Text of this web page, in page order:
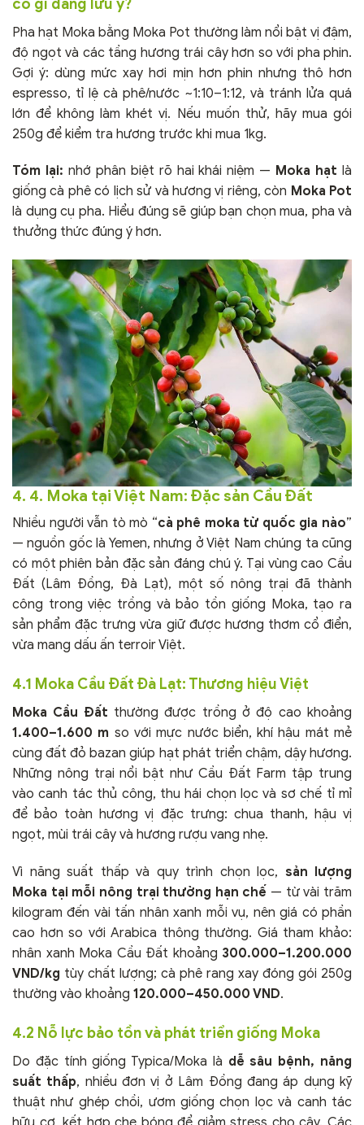
có gì đáng lưu ý?
Pha hạt Moka bằng Moka Pot thường làm nổi bật vị đậm,
độ ngọt và các tầng hương trái cây hơn so với pha phin.
Gợi ý: dùng mức xay hơi mịn hơn phin nhưng thô hơn
espresso, tỉ lệ cà phê/nước ~1:10–1:12, và tránh lửa quá
lớn để không làm khét vị. Nếu muốn thử, hãy mua gói
250g để kiểm tra hương trước khi mua 1kg.
Tóm lại: nhớ phân biệt rõ hai khái niệm — Moka hạt là
giống cà phê có lịch sử và hương vị riêng, còn Moka Pot
là dụng cụ pha. Hiểu đúng sẽ giúp bạn chọn mua, pha và
thưởng thức đúng ý hơn.
4. 4. Moka tại Việt Nam: Đặc sản Cầu Đất
Nhiều người vẫn tò mò “cà phê moka từ quốc gia nào”
— nguồn gốc là Yemen, nhưng ở Việt Nam chúng ta cũng
có một phiên bản đặc sản đáng chú ý. Tại vùng cao Cầu
Đất (Lâm Đồng, Đà Lạt), một số nông trại đã thành
công trong việc trồng và bảo tồn giống Moka, tạo ra
sản phẩm đặc trưng vừa giữ được hương thơm cổ điển,
vừa mang dấu ấn terroir Việt.
4.1 Moka Cầu Đất Đà Lạt: Thương hiệu Việt
Moka Cầu Đất thường được trồng ở độ cao khoảng
1.400–1.600 m so với mực nước biển, khí hậu mát mẻ
cùng đất đỏ bazan giúp hạt phát triển chậm, dậy hương.
Những nông trại nổi bật như Cầu Đất Farm tập trung
vào canh tác thủ công, thu hái chọn lọc và sơ chế tỉ mỉ
để bảo toàn hương vị đặc trưng: chua thanh, hậu vị
ngọt, mùi trái cây và hương rượu vang nhẹ.
Vì năng suất thấp và quy trình chọn lọc, sản lượng
Moka tại mỗi nông trại thường hạn chế — từ vài trăm
kilogram đến vài tấn nhân xanh mỗi vụ, nên giá có phần
cao hơn so với Arabica thông thường. Giá tham khảo:
nhân xanh Moka Cầu Đất khoảng 300.000–1.200.000
VND/kg tùy chất lượng; cà phê rang xay đóng gói 250g
thường vào khoảng 120.000–450.000 VND.
4.2 Nỗ lực bảo tồn và phát triển giống Moka
Do đặc tính giống Typica/Moka là dễ sâu bệnh, năng
suất thấp, nhiều đơn vị ở Lâm Đồng đang áp dụng kỹ
thuật như ghép chồi, ươm giống chọn lọc và canh tác